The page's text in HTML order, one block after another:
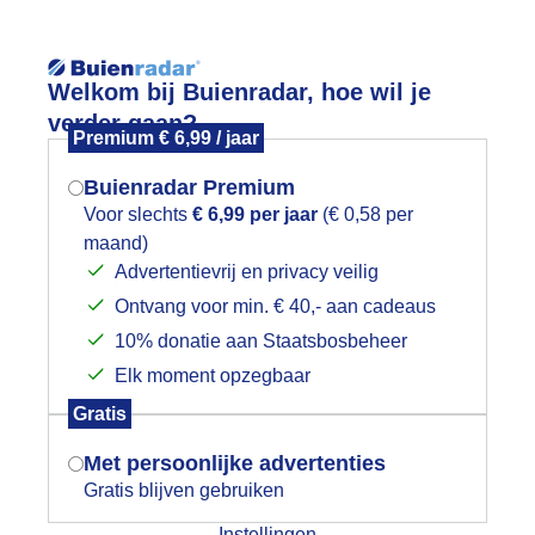
Welkom bij Buienradar, hoe wil je
verder gaan?
Premium € 6,99 / jaar
Buienradar Premium
Voor slechts € 6,99 per jaar (€ 0,58 per
maand)
Advertentievrij en privacy veilig
Ontvang voor min. € 40,- aan cadeaus
10% donatie aan Staatsbosbeheer
Elk moment opzegbaar
Gratis
Met persoonlijke advertenties
Gratis blijven gebruiken
Lees meer.
Foto en video Weerzine
Zoeken in
vandaag de grote markt in de
Mogen we je locatie gebruiken voor
het weer?
Indien je hier nog geen akkoord op hebt
gegeven, verschijnt er zo een pop-up uit
je browser waarin deze toestemming
gevraagd wordt.